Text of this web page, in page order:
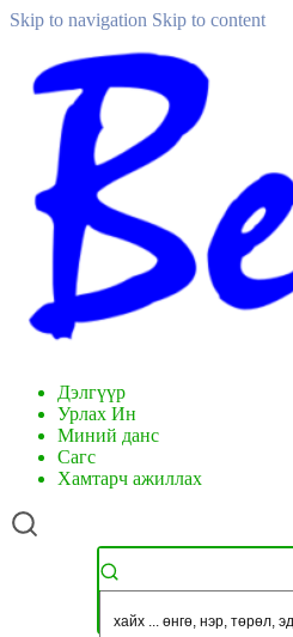
Skip to navigation Skip to content
Дэлгүүр
Урлах Ин
Миний данс
Сагс
Хамтарч ажиллах